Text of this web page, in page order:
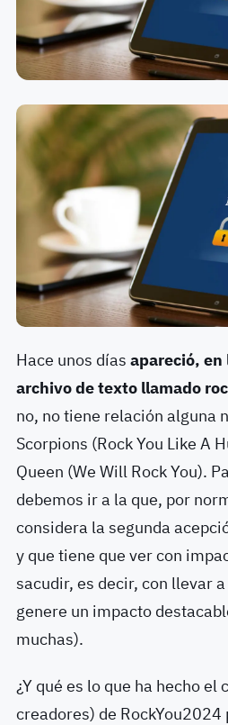
Hace unos días apareció,
archivo de texto llamado
no, no tiene relación alguna
Scorpions (Rock You Like A
Queen (We Will Rock You).
debemos ir a la que, por
considera la segunda
y que tiene que ver con
sacudir, es decir, con llevar
genere un impacto
muchas).
¿Y qué es lo que ha hecho el
creadores) de